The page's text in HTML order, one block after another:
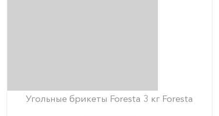
Угольные брикеты Foresta 3 кг Foresta